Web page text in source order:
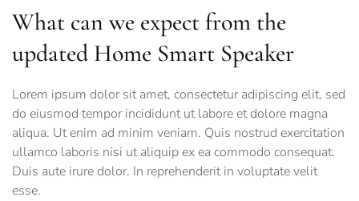
What can we expect from the
updated Home Smart Speaker
Lorem ipsum dolor sit amet, consectetur adipiscing elit, sed
do eiusmod tempor incididunt ut labore et dolore magna
aliqua. Ut enim ad minim veniam. Quis nostrud exercitation
ullamco laboris nisi ut aliquip ex ea commodo consequat.
Duis aute irure dolor. In reprehenderit in voluptate velit
esse.